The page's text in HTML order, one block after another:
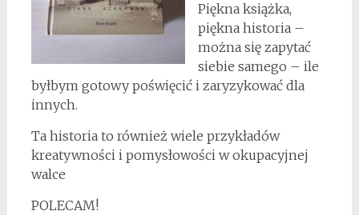
Piękna książka,
piękna historia –
można się zapytać
siebie samego – ile
byłbym gotowy poświęcić i zaryzykować dla
innych.
Ta historia to również wiele przykładów
kreatywności i pomysłowości w okupacyjnej
walce
POLECAM!